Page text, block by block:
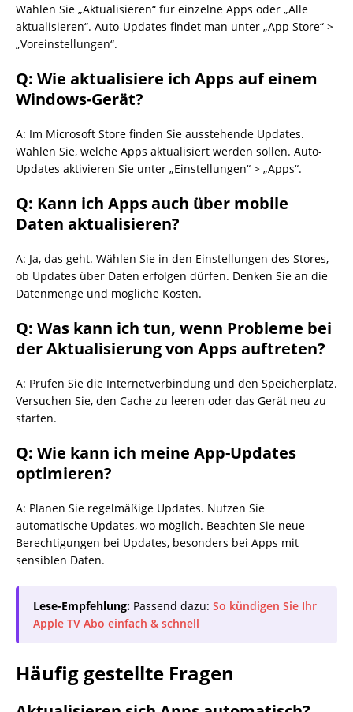
Wählen Sie „Aktualisieren“ für einzelne Apps oder „Alle
aktualisieren“. Auto-Updates findet man unter „App Store“ >
„Voreinstellungen“.
Q: Wie aktualisiere ich Apps auf einem
Windows-Gerät?
A: Im Microsoft Store finden Sie ausstehende Updates.
Wählen Sie, welche Apps aktualisiert werden sollen. Auto-
Updates aktivieren Sie unter „Einstellungen“ > „Apps“.
Q: Kann ich Apps auch über mobile
Daten aktualisieren?
A: Ja, das geht. Wählen Sie in den Einstellungen des Stores,
ob Updates über Daten erfolgen dürfen. Denken Sie an die
Datenmenge und mögliche Kosten.
Q: Was kann ich tun, wenn Probleme bei
der Aktualisierung von Apps auftreten?
A: Prüfen Sie die Internetverbindung und den Speicherplatz.
Versuchen Sie, den Cache zu leeren oder das Gerät neu zu
starten.
Q: Wie kann ich meine App-Updates
optimieren?
A: Planen Sie regelmäßige Updates. Nutzen Sie
automatische Updates, wo möglich. Beachten Sie neue
Berechtigungen bei Updates, besonders bei Apps mit
sensiblen Daten.
Lese-Empfehlung: Passend dazu: So kündigen Sie Ihr
Apple TV Abo einfach & schnell
Häufig gestellte Fragen